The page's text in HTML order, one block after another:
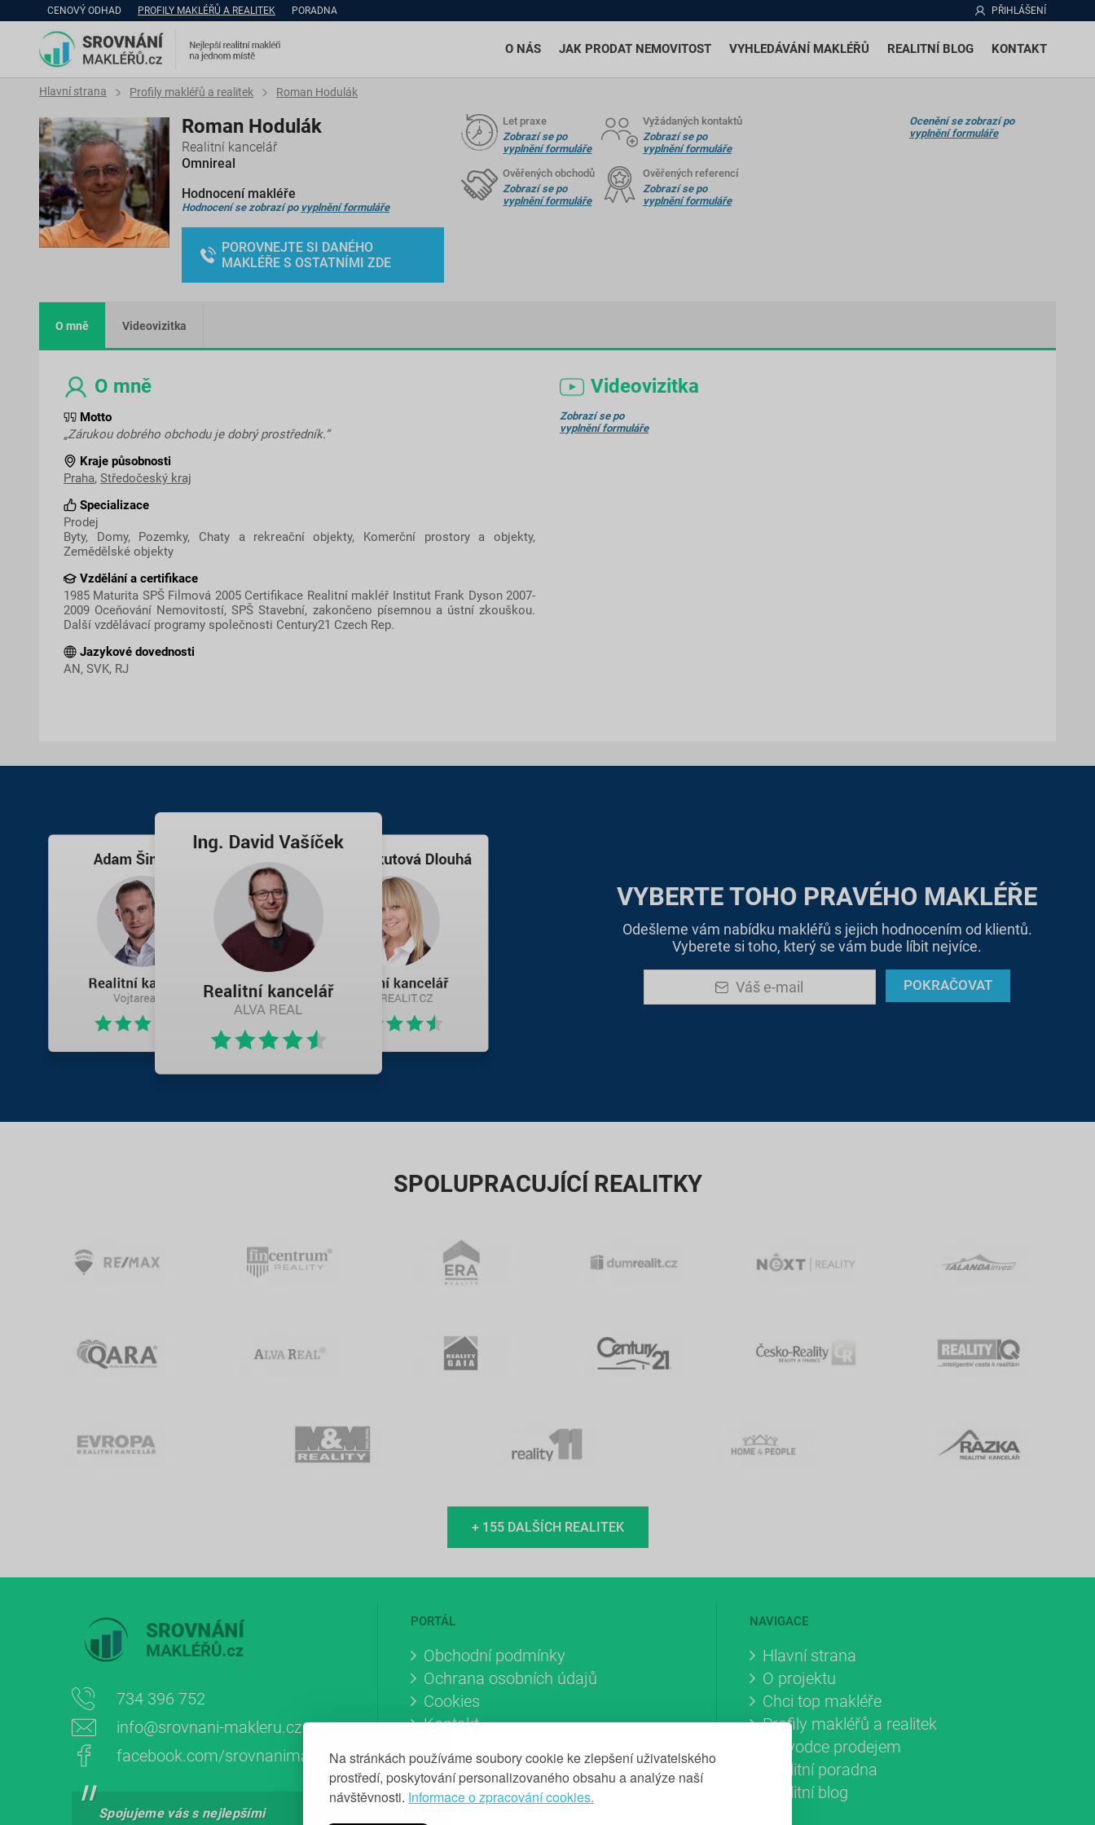
Na stránkách používáme soubory cookie ke zlepšení uživatelského
prostředí, poskytování personalizovaného obsahu a analýze naší
návštěvnosti. Informace o zpracování cookies.
CENOVÝ ODHAD PROFILY MAKLÉŘŮ A REALITEK PORADNA PŘIHLÁŠENÍ
O NÁS JAK PRODAT NEMOVITOST VYHLEDÁVÁNÍ MAKLÉŘŮ REALITNÍ BLOG KONTAKT
Hlavní strana Profily makléřů a realitek Roman Hodulák
Roman Hodulák
Realitní kancelář
Omnireal
Hodnocení makléře
Hodnocení se zobrazí po vyplnění formuláře
POROVNEJTE SI DANÉHO
MAKLÉŘE S OSTATNÍMI ZDE
Let praxe
Zobrazí se po
vyplnění formuláře
Vyžádaných kontaktů
Zobrazí se po
vyplnění formuláře
Ověřených obchodů
Zobrazí se po
vyplnění formuláře
Ověřených referencí
Zobrazí se po
vyplnění formuláře
Ocenění se zobrazí po
vyplnění formuláře
O mně Videovizitka
O mně
Motto
„Zárukou dobrého obchodu je dobrý prostředník.“
Kraje působnosti
Praha, Středočeský kraj
Specializace
Prodej
Byty, Domy, Pozemky, Chaty a rekreační objekty, Komerční prostory a objekty,
Zemědělské objekty
Vzdělání a certifikace
1985 Maturita SPŠ Filmová 2005 Certifikace Realitní makléř Institut Frank Dyson 2007-
2009 Oceňování Nemovitostí, SPŠ Stavební, zakončeno písemnou a ústní zkouškou.
Další vzdělávací programy společnosti Century21 Czech Rep.
Jazykové dovednosti
AN, SVK, RJ
Videovizitka
Zobrazí se po
vyplnění formuláře
VYBERTE TOHO PRAVÉHO MAKLÉŘE
Odešleme vám nabídku makléřů s jejich hodnocením od klientů.
Vyberete si toho, který se vám bude líbit nejvíce.
Váš e-mail POKRAČOVAT
SPOLUPRACUJÍCÍ REALITKY
+ 155 DALŠÍCH REALITEK
734 396 752
info@srovnani-makleru.cz
facebook.com/srovnanimakleru
Spojujeme vás s nejlepšími
PORTÁL
Obchodní podmínky
Ochrana osobních údajů
Cookies
Kontakt
NAVIGACE
Hlavní strana
O projektu
Chci top makléře
Profily makléřů a realitek
Průvodce prodejem
Realitní poradna
Realitní blog